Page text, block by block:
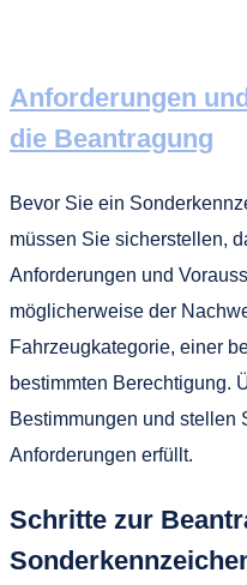
Anforderungen
die Beantragung
Bevor Sie ein
müssen Sie sicherstellen,
Anforderungen und
möglicherweise der
Fahrzeugkategorie, einer
bestimmten Berechtigung.
Bestimmungen und stellen
Anforderungen erfüllt.
Schritte zur